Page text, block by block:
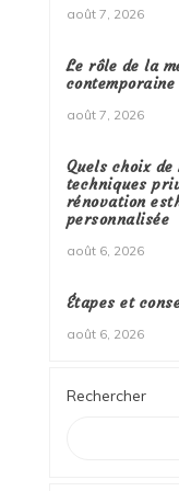
août 7, 2026
Le rôle de la
contemporaine
août 7, 2026
Quels choix
techniques
rénovation
personnalisée
août 6, 2026
Étapes et
août 6, 2026
Rechercher